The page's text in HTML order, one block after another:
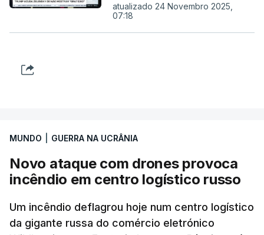
atualizado 24 Novembro 2025,
07:18
MUNDO GUERRA NA UCRÂNIA
Novo ataque com drones provoca
incêndio em centro logístico russo
Um incêndio deflagrou hoje num centro logístico
da gigante russa do comércio eletrónico